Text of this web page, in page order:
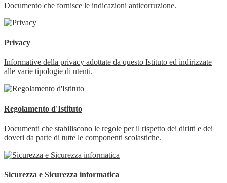
Documento che fornisce le indicazioni anticorruzione.
Privacy
Informative della privacy adottate da questo Istituto ed indirizzate
alle varie tipologie di utenti.
Regolamento d'Istituto
Documenti che stabiliscono le regole per il rispetto dei diritti e dei
doveri da parte di tutte le componenti scolastiche.
Sicurezza e Sicurezza informatica